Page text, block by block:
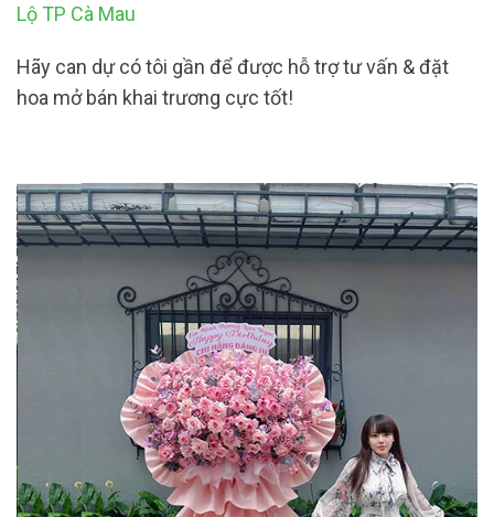
Lộ TP Cà Mau
Hãy can dự có tôi gần để được hỗ trợ tư vấn & đặt
hoa mở bán khai trương cực tốt!